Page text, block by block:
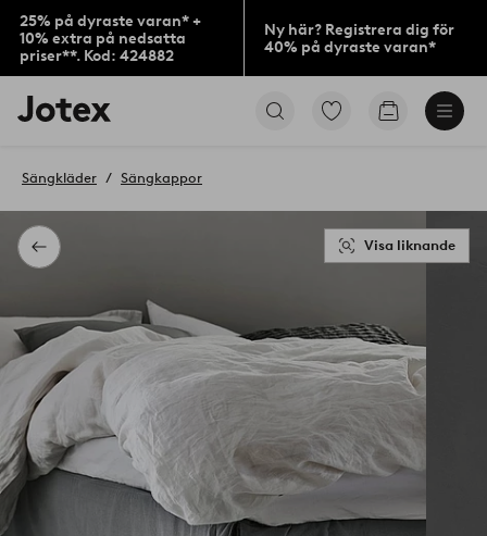
25% på dyraste varan* +
10% extra på nedsatta
priser**. Kod: 424882
Ny här? Registrera dig för
40% på dyraste varan*
Jotex
logotyp
till
Gå
Gå
Tillbaka
Sängkläder Sängkappor
Visa liknande